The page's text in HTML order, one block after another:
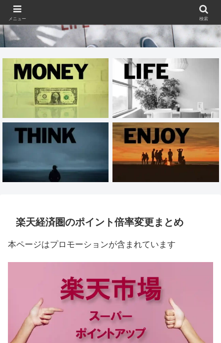
楽天経済圏のポイント倍率変更まとめ
本ページはプロモーションが含まれています
メニュー 検索